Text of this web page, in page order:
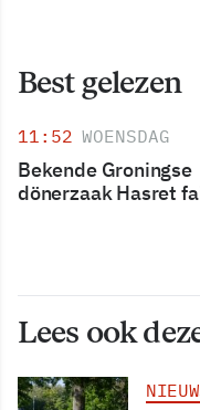
Best gelezen
11:52 WOENSDAG
Bekende Groningse
dönerzaak Hasret
Lees ook